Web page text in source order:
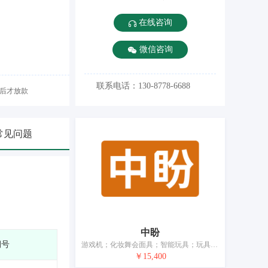
才放款
见问题
在线咨询
微信咨询
联系电话：130-8778-6688
中盼
游戏机；化妆舞会面具；智能玩具；玩具；棋；运动用球；锻炼身体器械；体育活动器械；保护垫（运动服部件）；钓鱼用具
￥15,400